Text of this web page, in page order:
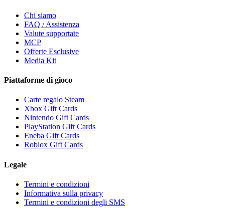
Chi siamo
FAQ / Assistenza
Valute supportate
MCP
Offerte Esclusive
Media Kit
Piattaforme di gioco
Carte regalo Steam
Xbox Gift Cards
Nintendo Gift Cards
PlayStation Gift Cards
Eneba Gift Cards
Roblox Gift Cards
Legale
Termini e condizioni
Informativa sulla privacy
Termini e condizioni degli SMS